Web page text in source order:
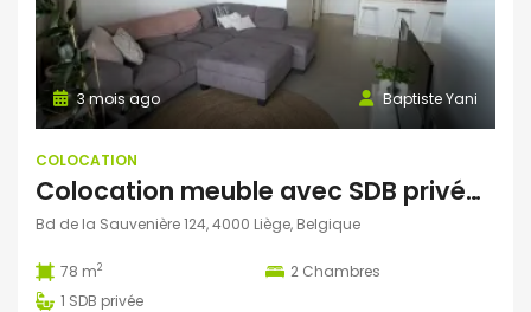
Baptiste Yani
3 mois ago
COLOCATION
Colocation meuble avec SDB privée (deux colocs) 400€
Bd de la Sauvenière 124, 4000 Liège, Belgique
78 m2 2 Chambres
1 SDB privée